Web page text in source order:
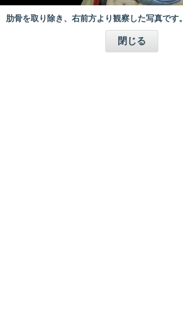
肋骨を取り除き、右前方より観察した写真です。
閉じる